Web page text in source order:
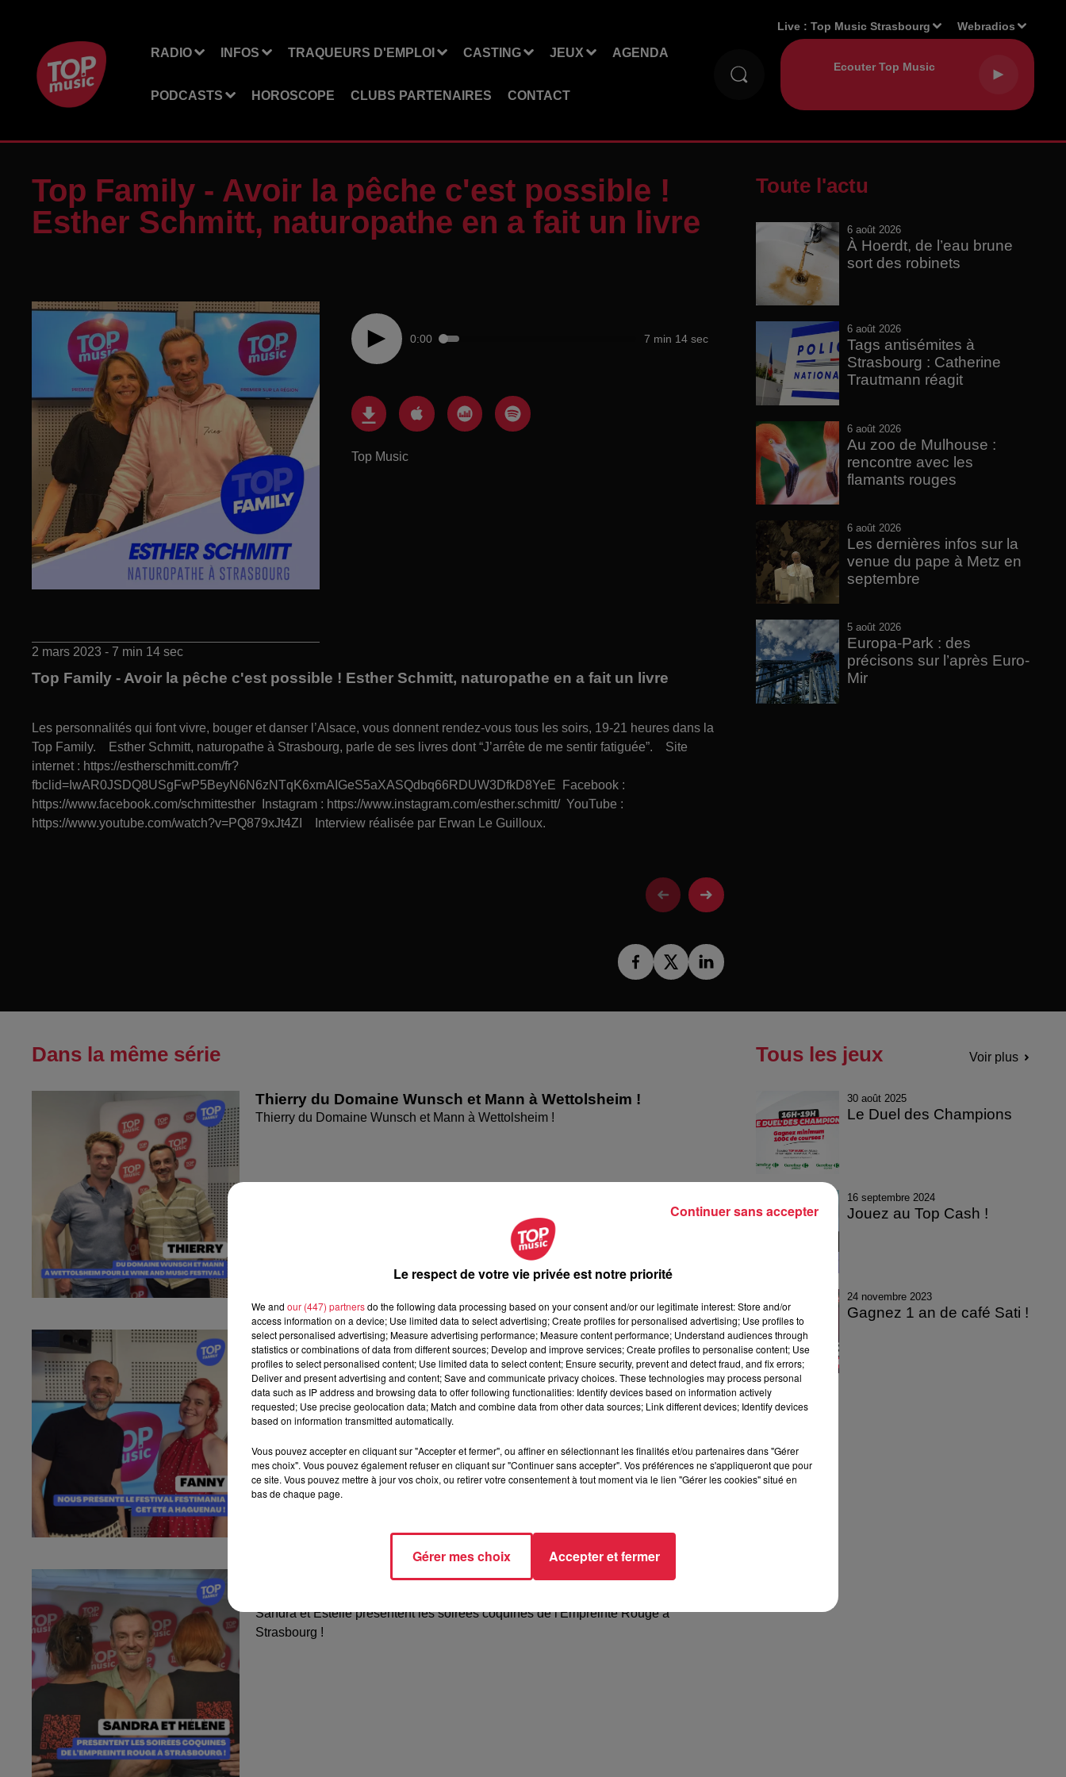
RADIO INFOS TRAQUEURS D'EMPLOI CASTING JEUX AGENDA
PODCASTS HOROSCOPE CLUBS PARTENAIRES CONTACT
Live :Top Music Strasbourg Webradios
Top Family - Avoir la pêche c'est possible !
Esther Schmitt, naturopathe en a fait un livre
0:00 7 min 14 sec
Top Music
2 mars 2023 - 7 min 14 sec
Top Family - Avoir la pêche c'est possible ! Esther Schmitt, naturopathe en a fait un livre
Les personnalités qui font vivre, bouger et danser l’Alsace, vous donnent rendez-vous tous les soirs, 19-21 heures dans la
Top Family. Esther Schmitt, naturopathe à Strasbourg, parle de ses livres dont “J’arrête de me sentir fatiguée”. Site
internet : https://estherschmitt.com/fr?
fbclid=IwAR0JSDQ8USgFwP5BeyN6N6zNTqK6xmAIGeS5aXASQdbq66RDUW3DfkD8YeE Facebook :
https://www.facebook.com/schmittesther Instagram : https://www.instagram.com/esther.schmitt/ YouTube :
https://www.youtube.com/watch?v=PQ879xJt4ZI Interview réalisée par Erwan Le Guilloux.
Toute l'actu
6 août 2026
À Hoerdt, de l’eau brune
sort des robinets
6 août 2026
Tags antisémites à
Strasbourg : Catherine
Trautmann réagit
6 août 2026
Au zoo de Mulhouse :
rencontre avec les
flamants rouges
6 août 2026
Les dernières infos sur la
venue du pape à Metz en
septembre
5 août 2026
Europa-Park : des
précisons sur l’après Euro-
Mir
Dans la même série
Thierry du Domaine Wunsch et Mann à Wettolsheim !
Thierry du Domaine Wunsch et Mann à Wettolsheim !
Fanny nous présente le festival Festimania !
Fanny nous présente le festival Festimania !
Sandra et Estelle présentent les soirées coquines de
Sandra et Estelle présentent les soirées coquines de l'Empreinte Rouge à
Strasbourg !
Tous les jeux Voir plus
30 août 2025
Le Duel des Champions
16 septembre 2024
Jouez au Top Cash !
24 novembre 2023
Gagnez 1 an de café Sati !
Le respect de votre vie privée est notre priorité
We and our (447) partnersdo the following data processing based on your consent and/or our legitimate interest: Store and/or
access information on a device; Use limited data to select advertising; Create profiles for personalised advertising; Use profiles to
select personalised advertising; Measure advertising performance; Measure content performance; Understand audiences through
statistics or combinations of data from different sources; Develop and improve services; Create profiles to personalise content; Use
profiles to select personalised content; Use limited data to select content; Ensure security, prevent and detect fraud, and fix errors;
Deliver and present advertising and content; Save and communicate privacy choices. These technologies may process personal
data such as IP address and browsing data to offer following functionalities: Identify devices based on information actively
requested; Use precise geolocation data; Match and combine data from other data sources; Link different devices; Identify devices
based on information transmitted automatically.
Vous pouvez accepter en cliquant sur "Accepter et fermer", ou affiner en sélectionnant les finalités et/ou partenaires dans "Gérer
mes choix". Vous pouvez également refuser en cliquant sur "Continuer sans accepter". Vos préférences ne s'appliqueront que pour
ce site. Vous pouvez mettre à jour vos choix, ou retirer votre consentement à tout moment via le lien "Gérer les cookies" situé en
bas de chaque page.
Gérer mes choix Accepter et fermer
Continuer sans accepter